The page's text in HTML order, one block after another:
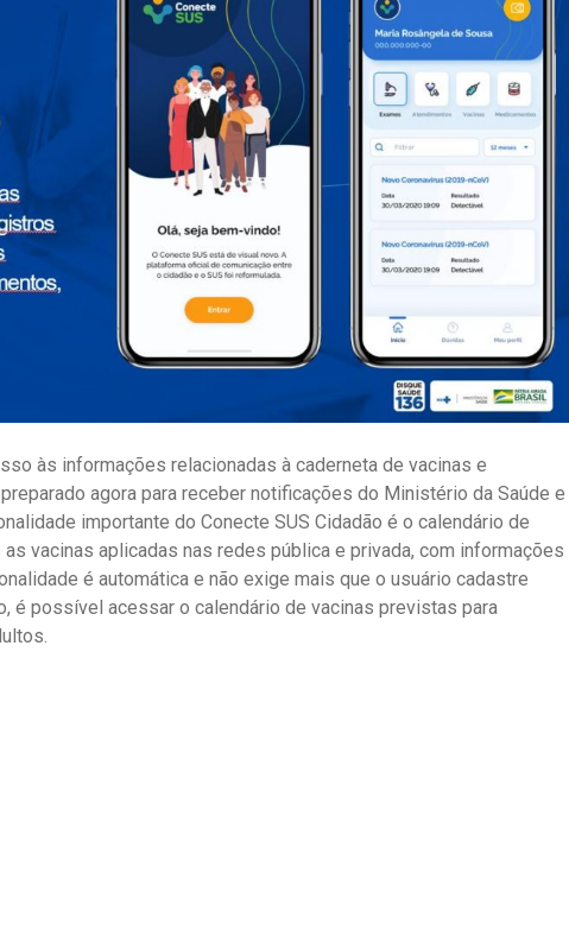
às informações relacionadas à caderneta de vacinas e
agora para receber notificações do Ministério da Saúde e
importante do Conecte SUS Cidadão é o calendário de
vacinas aplicadas nas redes pública e privada, com informações
é automática e não exige mais que o usuário cadastre
é possível acessar o calendário de vacinas previstas para